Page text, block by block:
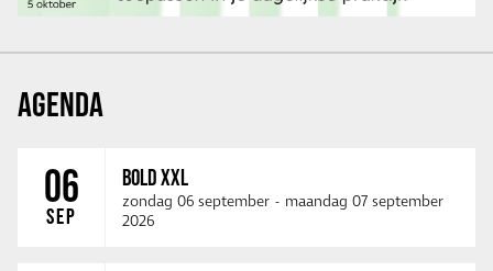
AGENDA
06
SEP
BOLD XXL
zondag 06 september - maandag 07 september
2026